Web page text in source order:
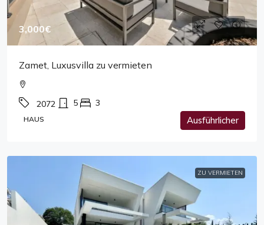
3,000€
Zamet, Luxusvilla zu vermieten
2072 5 3
HAUS Ausführlicher
ZU VERMIETEN